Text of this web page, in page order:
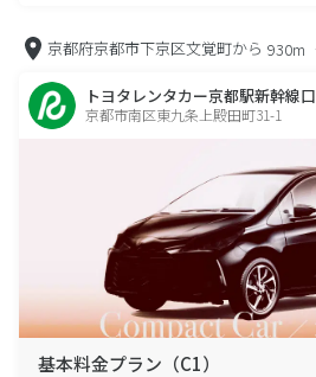
京都府京都市下京区文覚町から 930m
トヨタレンタカー京都駅新幹線口
京都市南区東九条上殿田町31-1
基本料金プラン（C1）